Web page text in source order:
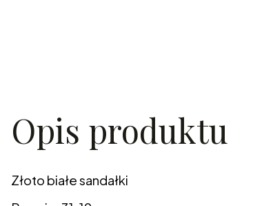
Opis produktu
Złoto białe sandałki